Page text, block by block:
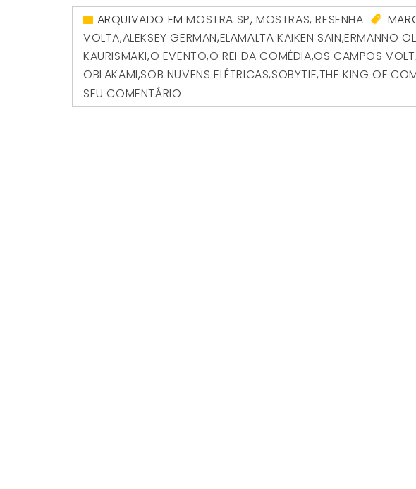
ARQUIVADO EMMOSTRA SP,MOSTRAS,RESENHA
VOLTA,ALEKSEY GERMAN,ELÄMÄLTÄ KAIKEN SAIN,ERMANNO
KAURISMAKI,O EVENTO,O REI DA COMÉDIA,OS CAMPOS
OBLAKAMI,SOB NUVENS ELÉTRICAS,SOBYTIE,THE KING OF
SEU COMENTÁRIO